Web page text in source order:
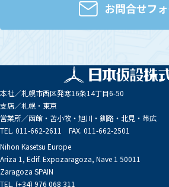
本社／札幌市西区発寒16条14丁目6-50
支店／札幌・東京
営業所／函館・苫小牧・旭川・釧路・北見・帯広
TEL. 011-662-2611 FAX. 011-662-2501
Nihon Kasetsu Europe
Ariza 1, Edif. Expozaragoza, Nave 1 50011
Zaragoza SPAIN
TEL. (+34) 976 068 311